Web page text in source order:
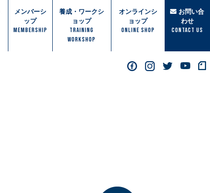
メンバーシ
ップ
MEMBERSHIP
養成・ワークシ
ョップ
TRAINING
WORKSHOP
オンラインシ
ョップ
ONLINE SHOP
お問い合
わせ
Contact Us